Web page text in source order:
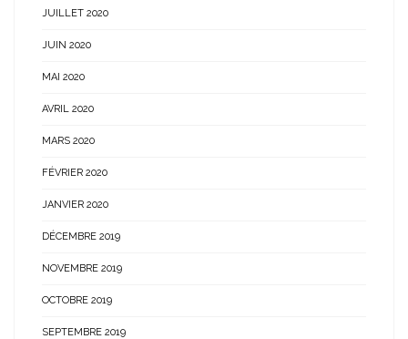
JUILLET 2020
JUIN 2020
MAI 2020
AVRIL 2020
MARS 2020
FÉVRIER 2020
JANVIER 2020
DÉCEMBRE 2019
NOVEMBRE 2019
OCTOBRE 2019
SEPTEMBRE 2019